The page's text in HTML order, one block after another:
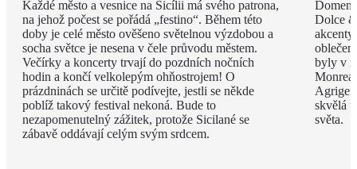
Každé město a vesnice na Sicílii má svého patrona,
na jehož počest se pořádá „festino“. Během této
doby je celé město ověšeno světelnou výzdobou a
socha světce je nesena v čele průvodu městem.
Večírky a koncerty trvají do pozdních nočních
hodin a končí velkolepým ohňostrojem! O
prázdninách se určitě podívejte, jestli se někde
poblíž takový festival nekoná. Bude to
nezapomenutelný zážitek, protože Sicilané se
zábavě oddávají celým svým srdcem.
Dolce
byly v
skvělá
světa.